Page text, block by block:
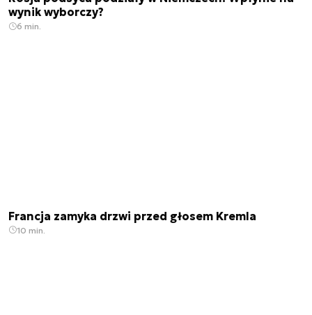
wynik wyborczy?
6 min.
Francja zamyka drzwi przed głosem Kremla
10 min.